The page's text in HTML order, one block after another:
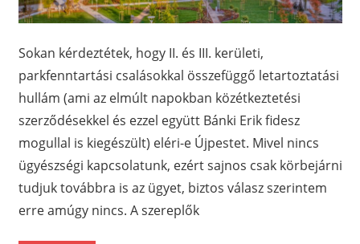
Sokan kérdeztétek, hogy II. és III. kerületi,
parkfenntartási csalásokkal összefüggő letartoztatási
hullám (ami az elmúlt napokban közétkeztetési
szerződésekkel és ezzel együtt Bánki Erik fidesz
mogullal is kiegészült) eléri-e Újpestet. Mivel nincs
ügyészségi kapcsolatunk, ezért sajnos csak körbejárni
tudjuk továbbra is az ügyet, biztos válasz szerintem
erre amúgy nincs. A szereplők